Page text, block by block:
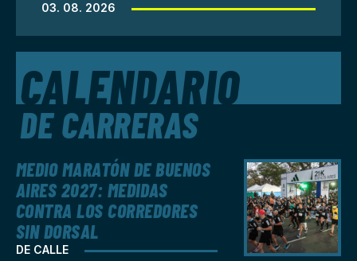
03. 08. 2026
CALENDARIO
DE CARRERAS
DE CALLE
MEDIO MARATÓN DE BUENOS
AIRES 2027: MEDIDAS
CONTRA LOS CORREDORES
SIN DORSAL